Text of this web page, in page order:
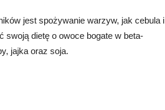
jest spożywanie warzyw, jak cebula i
swoją dietę o owoce bogate w beta-
jajka oraz soja.